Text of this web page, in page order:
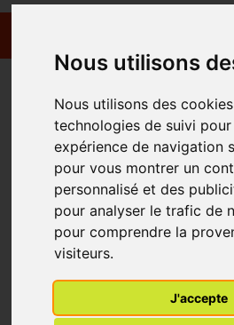
Nous utilisons
Nous utilisons des
technologies de suivi
expérience de navigation
pour vous montrer un
personnalisé et des
pour analyser le trafic de
pour comprendre la
visiteurs.
J'accepte